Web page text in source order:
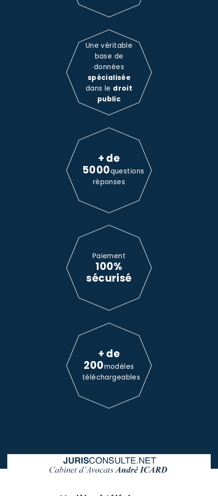
Une véritable
base de
données
spécialisée
dans le droit
public
+ de
5000questions
réponses
Paiement
100%
sécurisé
+ de
200modèles
téléchargeables